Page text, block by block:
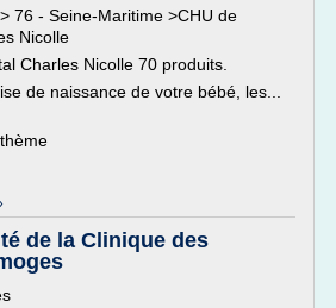
76 - Seine-Maritime >CHU de
Nicolle
Charles Nicolle 70 produits.
de naissance de votre bébé, les...
de la Clinique des